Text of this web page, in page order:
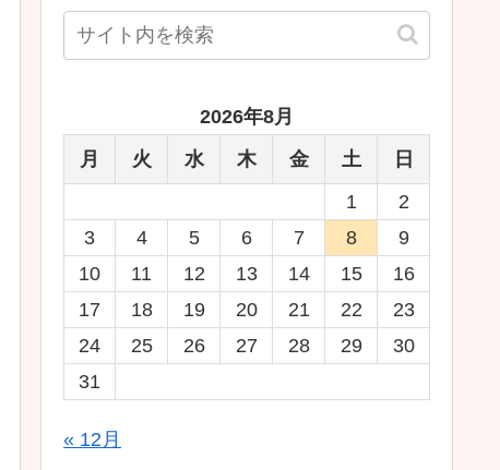
2026年8月
月
火 水 木 金 土
日
1
2
3
4 5 6 7 8
9
10
11 12 13 14 15
16
17
18 19 20 21 22
23
24
25 26 27 28 29
30
31
« 12月